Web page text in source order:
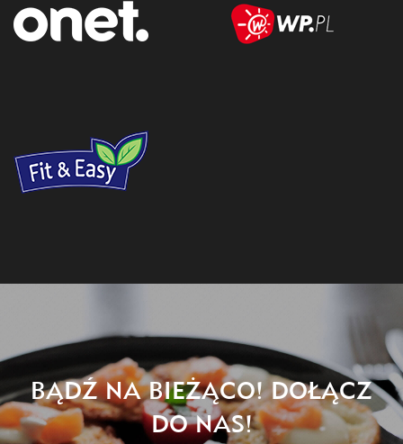
BĄDŹ NA BIEŻĄCO! DOŁĄCZ
DO NAS!